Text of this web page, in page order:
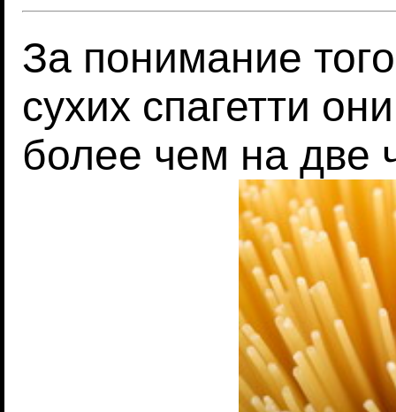
За понимание
сухих спагетти
более чем на две